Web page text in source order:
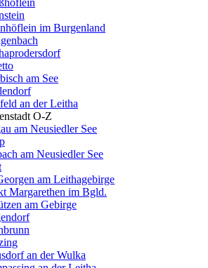
im Burgenland
am See
an der Leitha
O-Z
am Neusiedler See
am Neusiedler See
am Leithagebirge
Margarethen im Bgld.
am Gebirge
an der Wulka